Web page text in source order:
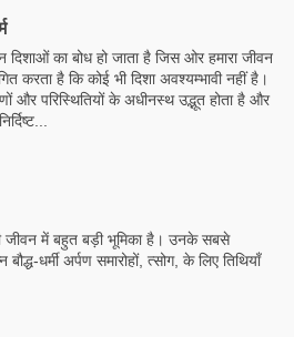
दिशाओं का बोध हो जाता है जिस ओर हमारा जीवन
करता है कि कोई भी दिशा अवश्यम्भावी नहीं है।
और परिस्थितियों के अधीनस्थ उद्भूत होता है और
जीवन में बहुत बड़ी भूमिका है। उनके सबसे
धर्मी अर्पण समारोहों, त्सोग, के लिए तिथियाँ